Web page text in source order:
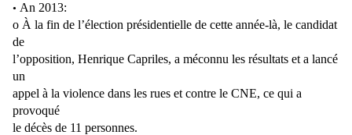
• An 2013:
o À la fin de l’élection présidentielle de cette année-là, le candidat
de
l’opposition, Henrique Capriles, a méconnu les résultats et a lancé
un
appel à la violence dans les rues et contre le CNE, ce qui a
provoqué
le décès de 11 personnes.